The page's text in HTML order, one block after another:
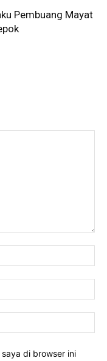
Pembuang Mayat
di browser ini